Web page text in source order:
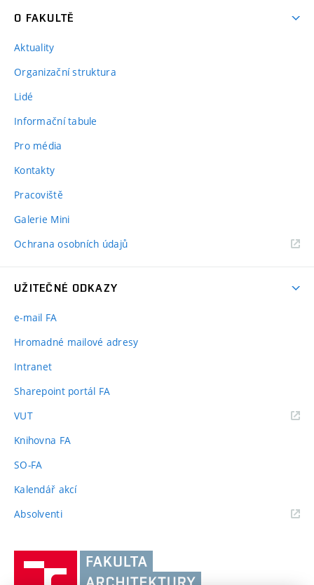
O FAKULTĚ
Aktuality
Organizační struktura
Lidé
Informační tabule
Pro média
Kontakty
Pracoviště
Galerie Mini
Ochrana osobních údajů
UŽITEČNÉ ODKAZY
e-mail FA
Hromadné mailové adresy
Intranet
Sharepoint portál FA
VUT(externí
Knihovna FA
SO-FA
Kalendář akcí
Absolventi(externí